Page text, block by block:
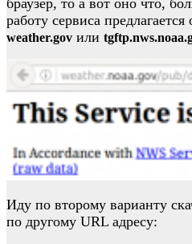
браузер, то а вот оно что,
работу сервиса
weather.gov или
Иду по второму варианту
по другому URL адресу: